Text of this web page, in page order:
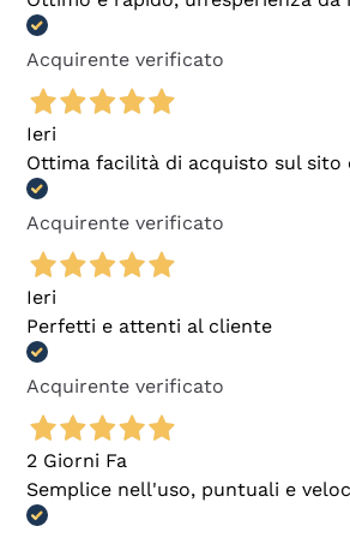
Acquirente verificato
Ieri
Ottima facilità di acquisto sul sito
Acquirente verificato
Ieri
Perfetti e attenti al cliente
Acquirente verificato
2 Giorni Fa
Semplice nell'uso, puntuali e